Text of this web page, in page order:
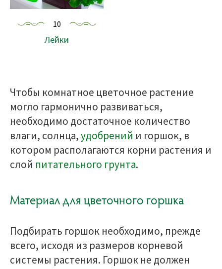
Лейки
10
Чтобы комнатное цветочное растение
могло гармонично развиваться,
необходимо достаточное количество
влаги, солнца,удобрений и горшок, в
котором располагаются корни растения и
слой питательного грунта.
Материал для цветочного горшка
Подбирать горшок необходимо, прежде
всего, исходя из размеров корневой
системы растения. Горшок не должен